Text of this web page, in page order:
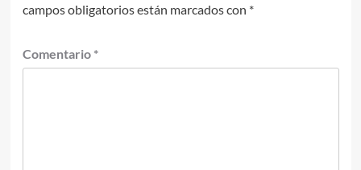
campos obligatorios están marcados con *
Comentario *